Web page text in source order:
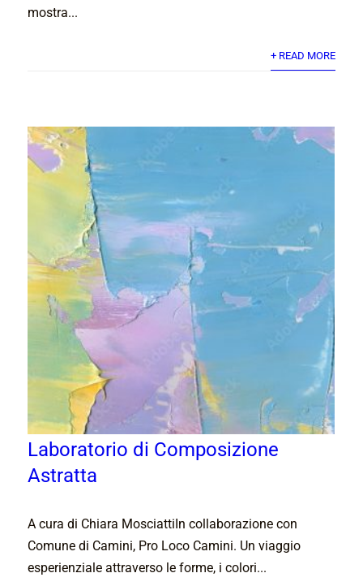
mostra...
+ READ MORE
Laboratorio di Composizione
Astratta
A cura di Chiara MosciattiIn collaborazione con
Comune di Camini, Pro Loco Camini. Un viaggio
esperienziale attraverso le forme, i colori...